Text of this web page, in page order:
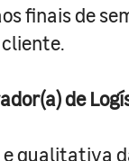
finais de
de
qualitativa